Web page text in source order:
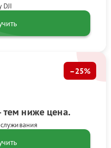
DJI
ниже цена.
–25%